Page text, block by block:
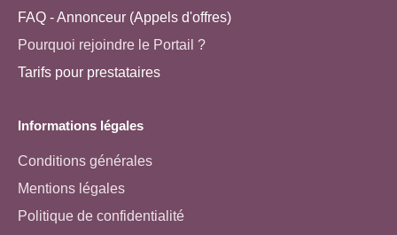
FAQ - Annonceur (Appels d'offres)
Pourquoi rejoindre le Portail ?
Tarifs pour prestataires
Informations légales
Conditions générales
Mentions légales
Politique de confidentialité